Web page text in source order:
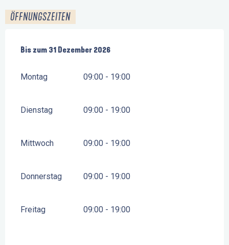
ÖFFNUNGSZEITEN
vom12 Mai 2026bis zum31 Dezember 2026
Bis zum 31 Dezember 2026
Montag 09:00 - 19:00
Dienstag 09:00 - 19:00
Mittwoch 09:00 - 19:00
Donnerstag 09:00 - 19:00
Freitag 09:00 - 19:00